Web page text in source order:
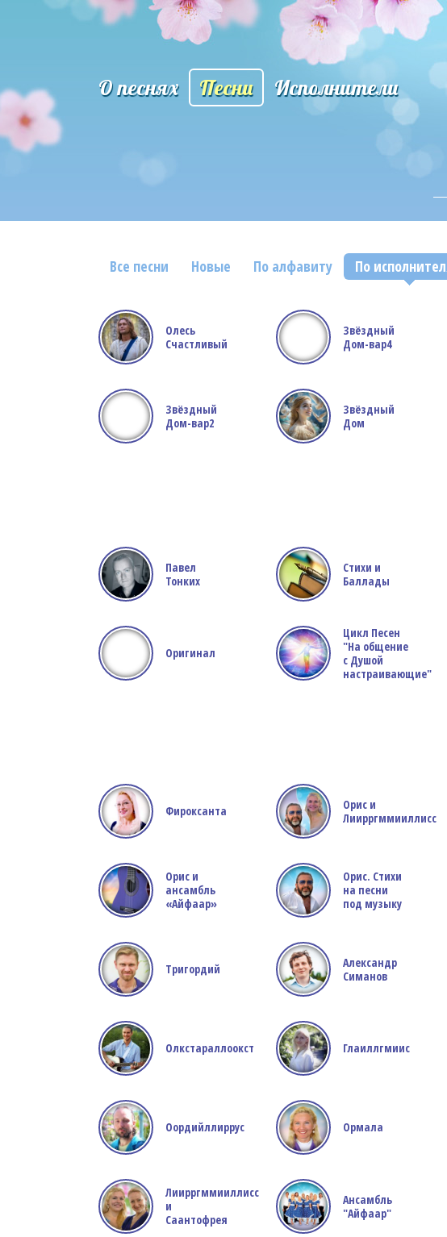
О песнях Песни Исполнители
Все песни Новые По алфавиту По
Олесь
Счастливый
Звёздный
Дом-вар4
Звёздный
Дом-вар2
Звёздный
Дом
Павел
Тонких
Стихи и
Баллады
Оригинал
Цикл Песен
"На общение
с Душой
настраивающие"
Фироксанта
Орис и
Лиирргммииллисс
Орис и
ансамбль
«Айфаар»
Орис. Стихи
на песни
под музыку
Тригордий
Александр
Симанов
Олкстараллоокст Глаиллгмиис
Оордийллиррус Ормала
Лиирргммииллисс
и
Саантофрея
Ансамбль
"Айфаар"